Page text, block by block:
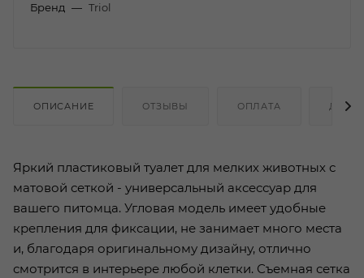
Бренд — Triol
ОПИСАНИЕ ОТЗЫВЫ ОПЛАТА
Яркий пластиковый туалет для мелких животных с
матовой сеткой - универсальный аксессуар для
вашего питомца. Угловая модель имеет удобные
крепления для фиксации, не занимает много места
и, благодаря оригинальному дизайну, отлично
смотрится в интерьере любой клетки. Съемная сетка